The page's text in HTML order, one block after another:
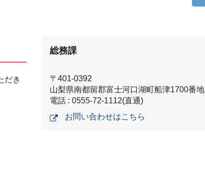
だき
総務課
〒401-0392
山梨県南都留郡富士河口湖町船津1700番地
電話 : 0555-72-1112(直通)
お問い合わせはこちら